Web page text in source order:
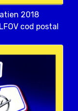
2018
cod postal